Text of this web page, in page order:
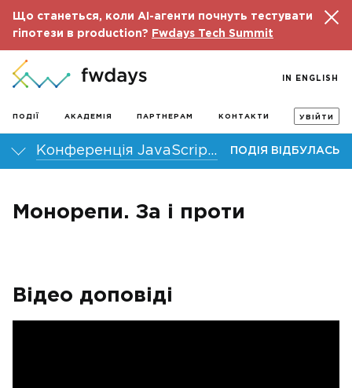
Що станеться, коли AI-агенти почнуть тестувати
гіпотези в production?
Fwdays Tech Summit
ПОДІЇ АКАДЕМІЯ ПАРТНЕРАМ КОНТАКТИ УВІЙТИ
IN ENGLISH
Конференція JavaScript fwdays’21 ПОДІЯ ВІДБУЛАСЬ
Монорепи. За і проти
Відео доповіді